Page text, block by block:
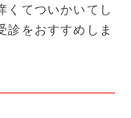
くてついかいてし
診をおすすめしま